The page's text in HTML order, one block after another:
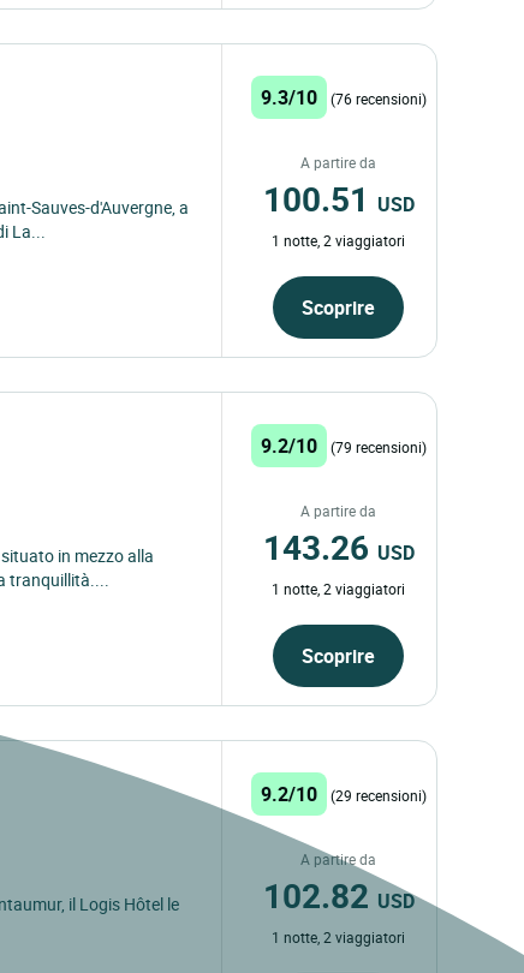
Sauves-d'Auvergne, a
La...
9.3/10 (76 recensioni)
A partire da
100.51 USD
1 notte, 2 viaggiatori
Scoprire
in mezzo alla
tranquillità....
9.2/10 (79 recensioni)
A partire da
143.26 USD
1 notte, 2 viaggiatori
Scoprire
il Logis Hôtel le
9.2/10 (29 recensioni)
A partire da
102.82 USD
1 notte, 2 viaggiatori